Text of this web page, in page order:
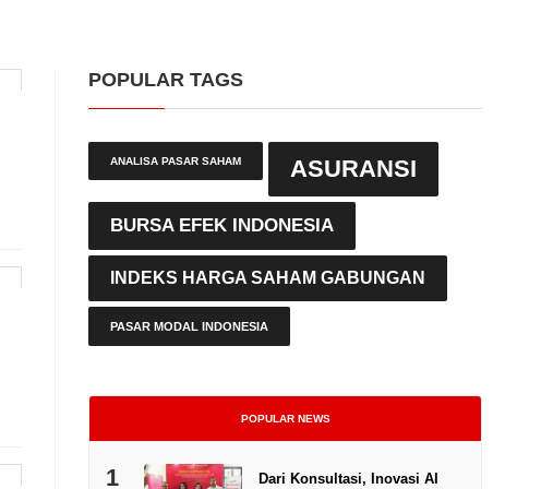
POPULAR TAGS
ANALISA PASAR SAHAM ASURANSI
BURSA EFEK INDONESIA
INDEKS HARGA SAHAM GABUNGAN
PASAR MODAL INDONESIA
POPULAR NEWS
1
Dari Konsultasi, Inovasi AI